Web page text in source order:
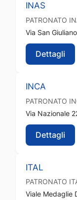
INAS
PATRONATO
Via San
Dettagli
INCA
PATRONATO
Via Nazionale
Dettagli
ITAL
PATRONATO
Viale Medaglie